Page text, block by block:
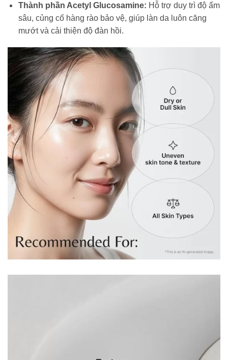
Thành phần Acetyl Glucosamine: Hỗ trợ duy trì độ ẩm
sâu, củng cố hàng rào bảo vệ, giúp làn da luôn căng
mướt và cải thiện độ đàn hồi.